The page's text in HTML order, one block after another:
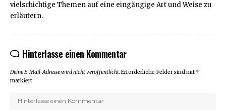
vielschichtige Themen auf eine eingängige Art und Weise zu
erläutern.
Hinterlasse einen Kommentar
Deine E-Mail-Adresse wird nicht veröffentlicht.Erforderliche Felder sind mit *
markiert